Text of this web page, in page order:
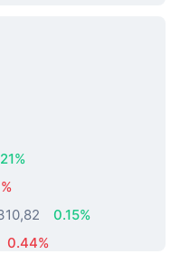
echte
0.15%
0.44%